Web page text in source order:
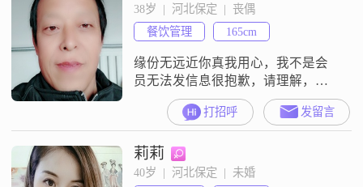
38岁  |  河北保定  |  丧偶
餐饮管理
165cm
缘份无远近你真我用心，我不是会
员无法发信息很抱歉，请理解，谢
打招呼 发留言
莉莉
40岁  |  河北保定  |  未婚